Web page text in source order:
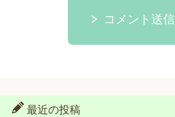
コメント送信
最近の投稿